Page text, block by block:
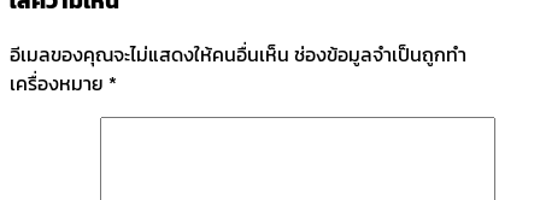
อีเมลของคุณจะไม่แสดงให้คนอื่นเห็น ช่องข้อมูลจำเป็นถูกทำ
เครื่องหมาย *